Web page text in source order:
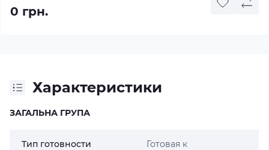
0 грн.
Характеристики
ЗАГАЛЬНА ГРУПА
Тип готовности
Готовая к